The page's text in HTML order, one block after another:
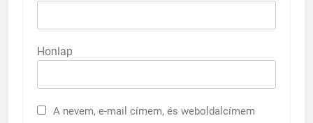
Honlap
A nevem, e-mail címem, és weboldalcímem